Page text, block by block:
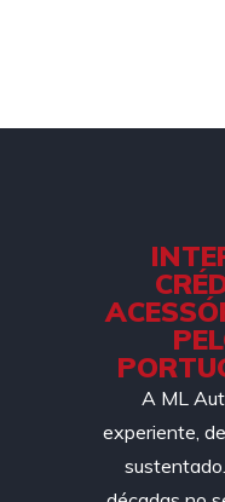
A ML
experiente,